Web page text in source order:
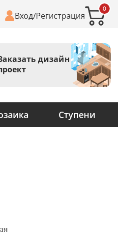
Вход/Регистрация
0
дизайн
Ступени